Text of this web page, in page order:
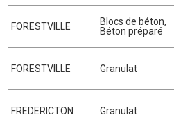
FORESTVILLE Blocs de béton,
Béton préparé
FORESTVILLE Granulat
FREDERICTON Granulat